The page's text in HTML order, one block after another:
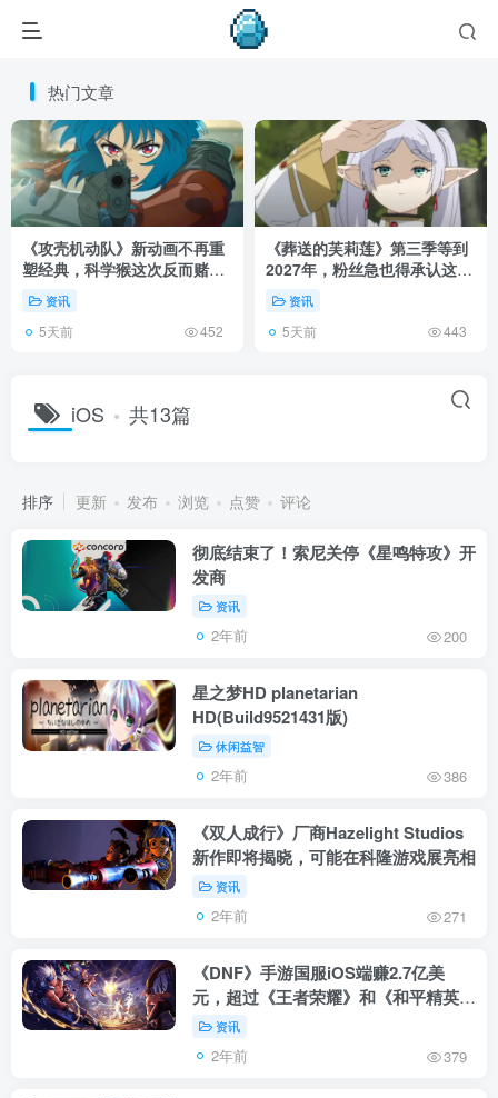
热门文章
《攻壳机动队》新动画不再重
塑经典，科学猴这次反而赌对
了！资讯
5天前 452
《葬送的芙莉莲》第三季等到
2027年，粉丝急也得承认这次
慢得有道理！
资讯
5天前 443
iOS 共13篇
排序 更新 发布 浏览 点赞 评论
彻底结束了！索尼关停《星鸣特攻》开
发商
资讯
2年前 200
星之梦HD planetarian
HD(Build9521431版)
休闲益智
2年前 386
《双人成行》厂商Hazelight Studios
新作即将揭晓，可能在科隆游戏展亮相
资讯
2年前 271
《DNF》手游国服iOS端赚2.7亿美
元，超过《王者荣耀》和《和平精英》
同期收入总和
资讯
2年前 379